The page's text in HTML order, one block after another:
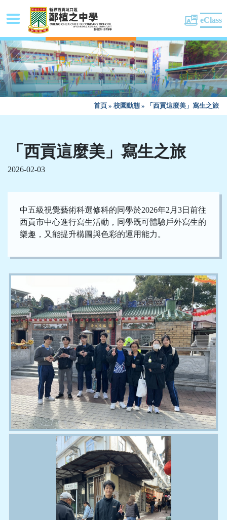
eClass
首頁 » 校園動態 » 「西貢這麼美」寫生之旅
「西貢這麼美」寫生之旅
2026-02-03
中五級視覺藝術科選修科的同學於2026年2月3日前往
西貢市中心進行寫生活動，同學既可體驗戶外寫生的
樂趣，又能提升構圖與色彩的運用能力。